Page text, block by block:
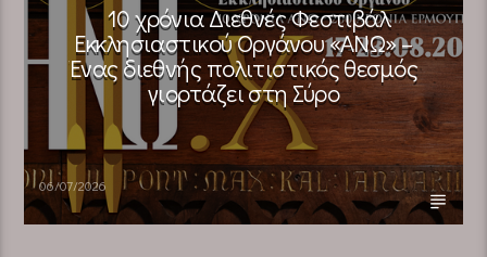
10 χρόνια Διεθνές Φεστιβάλ
Εκκλησιαστικού Οργάνου «ΑΝΩ» –
Ένας διεθνής πολιτιστικός θεσμός
γιορτάζει στη Σύρο​
06/07/2026